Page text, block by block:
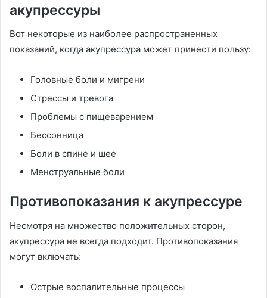
акупрессуры
Вот некоторые из наиболее распространенных
показаний, когда акупрессура может принести пользу:
Головные боли и мигрени
Стрессы и тревога
Проблемы с пищеварением
Бессонница
Боли в спине и шее
Менструальные боли
Противопоказания к акупрессуре
Несмотря на множество положительных сторон,
акупрессура не всегда подходит. Противопоказания
могут включать:
Острые воспалительные процессы